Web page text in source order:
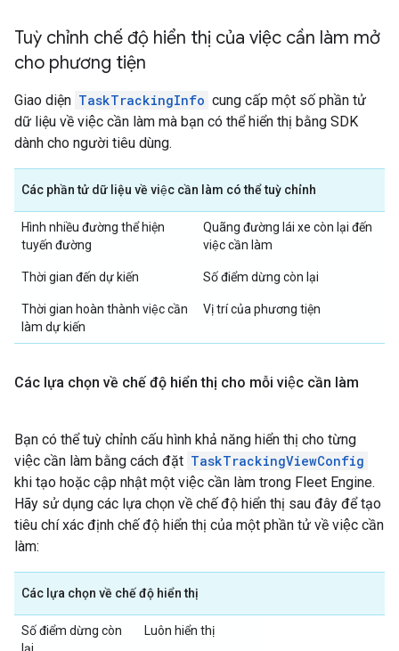
Tuỳ chỉnh chế độ hiển thị của việc cần làm mở
cho phương tiện
Giao diện TaskTrackingInfo cung cấp một số phần tử
dữ liệu về việc cần làm mà bạn có thể hiển thị bằng SDK
dành cho người tiêu dùng.
Các phần tử dữ liệu về việc cần làm có thể tuỳ chỉnh
Hình nhiều đường thể hiện
tuyến đường
Thời gian đến dự kiến
Thời gian hoàn thành việc cần
làm dự kiến
Quãng đường lái xe còn lại đến
việc cần làm
Số điểm dừng còn lại
Vị trí của phương tiện
Các lựa chọn về chế độ hiển thị cho mỗi việc cần làm
Bạn có thể tuỳ chỉnh cấu hình khả năng hiển thị cho từng
việc cần làm bằng cách đặt TaskTrackingViewConfig
khi tạo hoặc cập nhật một việc cần làm trong Fleet Engine.
Hãy sử dụng các lựa chọn về chế độ hiển thị sau đây để tạo
tiêu chí xác định chế độ hiển thị của một phần tử về việc cần
làm:
Các lựa chọn về chế độ hiển thị
Số điểm dừng còn
Luôn hiển thị